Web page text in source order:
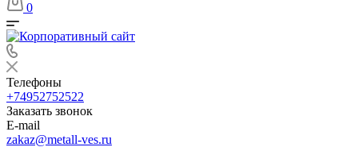
0
Телефоны
+74952752522
Заказать звонок
E-mail
zakaz@metall-ves.ru